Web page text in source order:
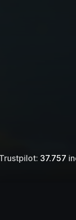
Trustpilot: 37.757